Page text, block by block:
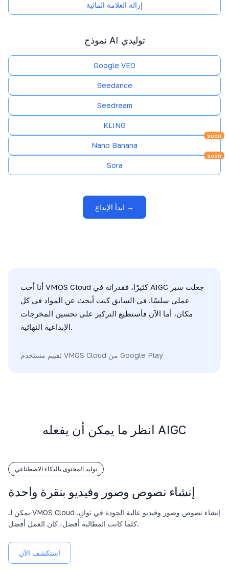
إزالة العلامة المائية
نموذج AI توليدي
Google VEO
Seedance
Seedream
KLING
Nano Banana
soon
Sora
soon
ابدأ الإبداع →
أنا أحب VMOS Cloud كثيرًا، فقدراته في AIGC جعلت سير
عملي سلسًا. في السابق كنت أبحث عن المواد في كل
مكان، أما الآن فأستطيع التركيز على تحسين المخرجات
الإبداعية النهائية.
تقييم مستخدم VMOS Cloud من Google Play
انظر ما يمكن أن يفعله AIGC
توليد المحتوى بالذكاء الاصطناعي
إنشاء نصوص وصور وفيديو بنقرة واحدة
يمكن لـ VMOS Cloud إنشاء نصوص وصور وفيديو عالية الجودة في ثوانٍ.
كلما كانت المطالبة أفضل، كان العمل أفضل.
استكشف الآن